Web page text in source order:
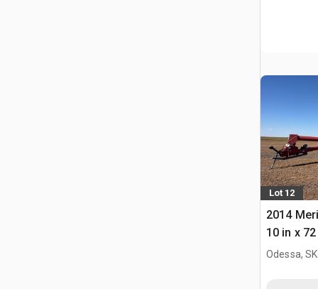
Lot 12
2014
10 in x
ziarna
Odessa,